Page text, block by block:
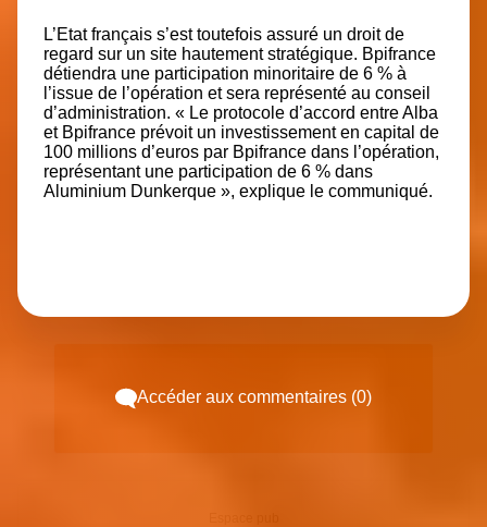
L’Etat français s’est toutefois assuré un droit de
regard sur un site hautement stratégique. Bpifrance
détiendra une participation minoritaire de 6 % à
l’issue de l’opération et sera représenté au conseil
d’administration. « Le protocole d’accord entre Alba
et Bpifrance prévoit un investissement en capital de
100 millions d’euros par Bpifrance dans l’opération,
représentant une participation de 6 % dans
Aluminium Dunkerque », explique le communiqué.
Accéder aux commentaires (0)